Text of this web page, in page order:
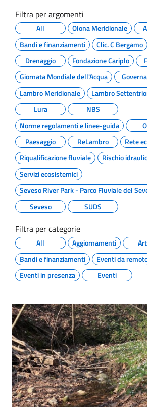
Filtra per argomenti
All Olona Meridionale
Bandi e finanziamenti
Clic. C Bergamo
Drenaggio
Fondazione Cariplo
Giornata Mondiale dell'Acqua
Lambro Meridionale
Lambro
Lura
NBS
Norme regolamenti e linee-guida
Paesaggio
ReLambro
Rete
Riqualificazione fluviale
Rischio
Servizi ecosistemici
Seveso River Park - Parco Fluviale del
Seveso
SUDS
Filtra per categorie
All Aggiornamenti
Bandi e finanziamenti
Eventi da
Eventi in presenza
Eventi